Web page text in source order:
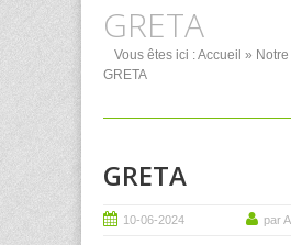
GRETA
Vous êtes ici :Accueil »
GRETA
GRETA
10-06-2024 par